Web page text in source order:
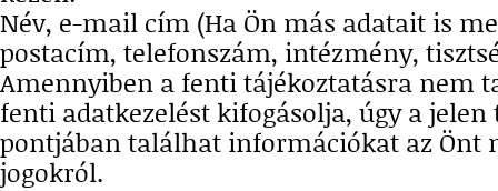
Név, e-mail cím (Ha Ön más adatait is
postacím, telefonszám, intézmény,
Amennyiben a fenti tájékoztatásra nem
fenti adatkezelést kifogásolja, úgy a jelen
pontjában találhat információkat az Önt
jogokról.